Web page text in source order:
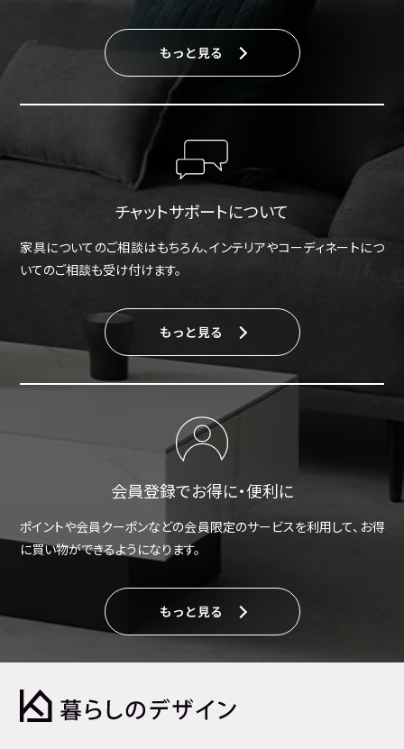
もっと見る
チャットサポートについて
家具についてのご相談はもちろん、インテリアやコーディネートにつ
いてのご相談も受け付けます。
もっと見る
会員登録でお得に・便利に
ポイントや会員クーポンなどの会員限定のサービスを利用して、お得
に買い物ができるようになります。
もっと見る